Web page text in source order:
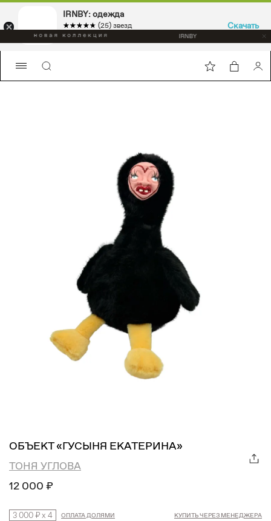
ОБЪЕКТ «ГУСЫНЯ ЕКАТЕРИНА»
ТОНЯ УГЛОВА
12 000 ₽
3 000 ₽x 4 ОПЛАТА ДОЛЯМИ КУПИТЬ ЧЕРЕЗ МЕНЕДЖЕРА
IRNBY: одежда
☆☆☆☆☆
★★★★★ (25) звезд
Sport & casual, аксессуары
Скачать